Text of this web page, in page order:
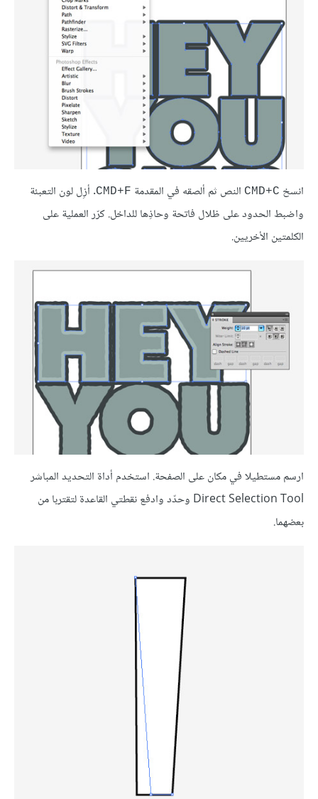
انسخ CMD+C النص ثم ألصقه في المقدمة CMD+F. أزِل لون التعبئة
واضبط الحدود على ظلال فاتحة وحاذِها للداخل. كرّر العملية على
الكلمتين الأخريين.
ارسم مستطيلا في مكان على الصفحة. استخدم أداة التحديد المباشر
Direct Selection Tool وحدّد وادفع نقطتي القاعدة لتقتربا من
بعضهما.